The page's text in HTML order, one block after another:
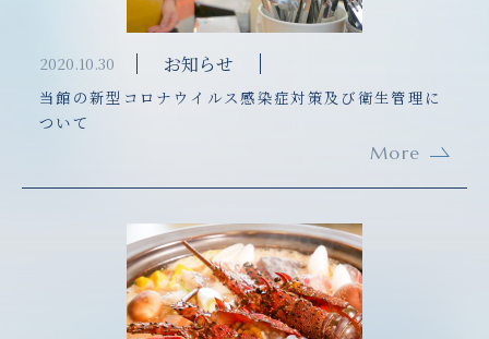
2020.10.30 お知らせ
当館の新型コロナウイルス感染症対策及び衛生管理に
ついて
More